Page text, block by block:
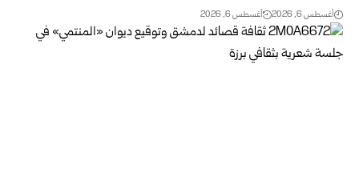
أغسطس 6, 2026 أغسطس 6, 2026